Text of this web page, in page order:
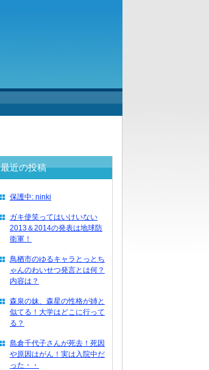
最近の投稿
保護中: ninki
ガキ使笑ってはいけいない
2013＆2014の発表は地球防
衛軍！
鳥栖市のゆるキャラとっとち
ゃんのわいせつ発言とは何？
内容は？
森泉の妹、森星の性格が姉と
似てる！大学はどこに行って
る？
島倉千代子さんが死去！死因
や原因はがん！実は入院中だ
った・・